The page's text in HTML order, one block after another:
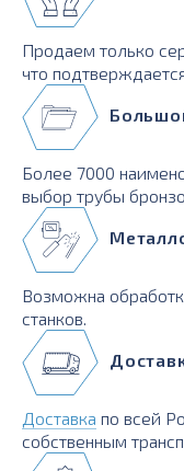
Продаем только
что
Более 7000
выбор трубы
Возможна
станков.
Доставка по всей
собственным